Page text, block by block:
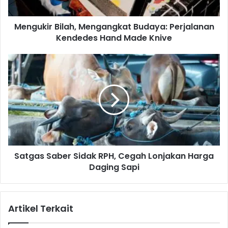
r
B
h
,
M
e
n
g
n
B
d
Mengukir Bilah, Mengangkat Budaya: Perjalanan
Kendedes Hand Made Knive
S
a
t
g
a
s
S
a
b
a
Satgas Saber Sidak RPH, Cegah Lonjakan Harga
Daging Sapi
Artikel Terkait